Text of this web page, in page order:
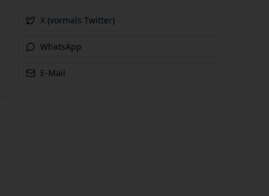
X (vormals Twitter)
WhatsApp
E-Mail